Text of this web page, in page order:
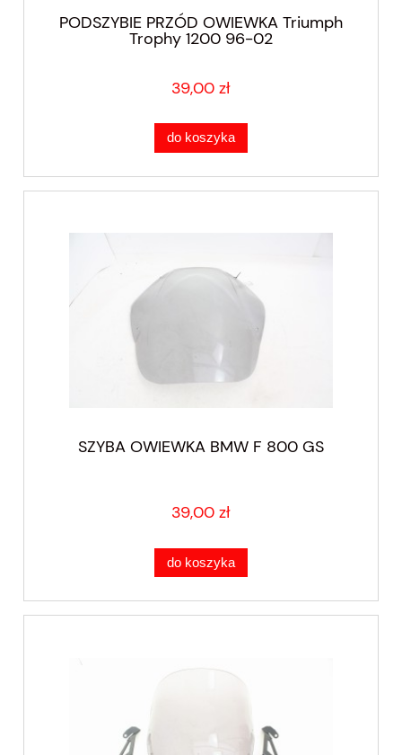
PODSZYBIE PRZÓD OWIEWKA Triumph
Trophy 1200 96-02
39,00 zł
do koszyka
SZYBA OWIEWKA BMW F 800 GS
39,00 zł
do koszyka